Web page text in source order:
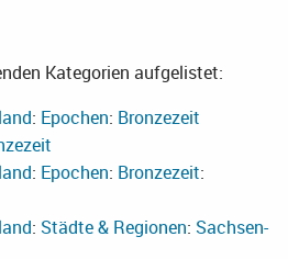
Kategorien aufgelistet:
: Epochen: Bronzezeit
: Epochen: Bronzezeit:
: Städte & Regionen: Sachsen-